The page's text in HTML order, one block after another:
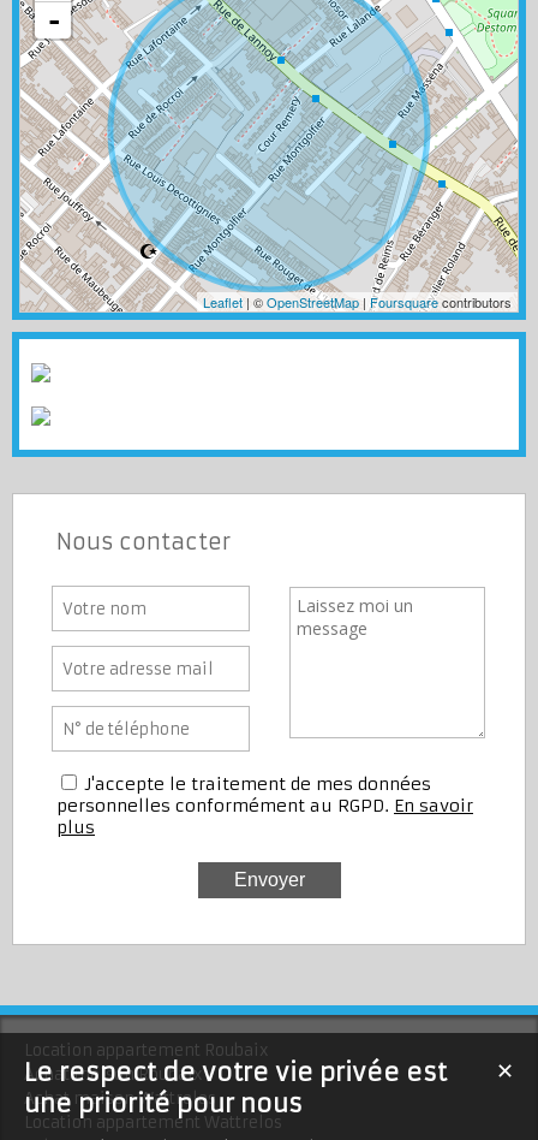
-
Leaflet | ©OpenStreetMap | Foursquarecontributors
Nous contacter
J'accepte le traitement de mes données
personnelles conformément au RGPD. En savoir
plus
Location appartement Roubaix
Achat maison Roubaix
Achat maison Wattrelos
Location appartement Wattrelos
✕
Le respect de votre vie privée est
une priorité pour nous